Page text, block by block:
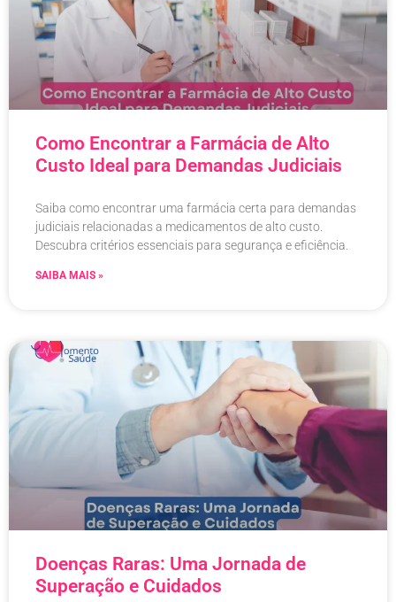
Como Encontrar a Farmácia de Alto
Custo Ideal para Demandas Judiciais
Saiba como encontrar uma farmácia certa para demandas
judiciais relacionadas a medicamentos de alto custo.
Descubra critérios essenciais para segurança e eficiência.
SAIBA MAIS »
Doenças Raras: Uma Jornada de
Superação e Cuidados